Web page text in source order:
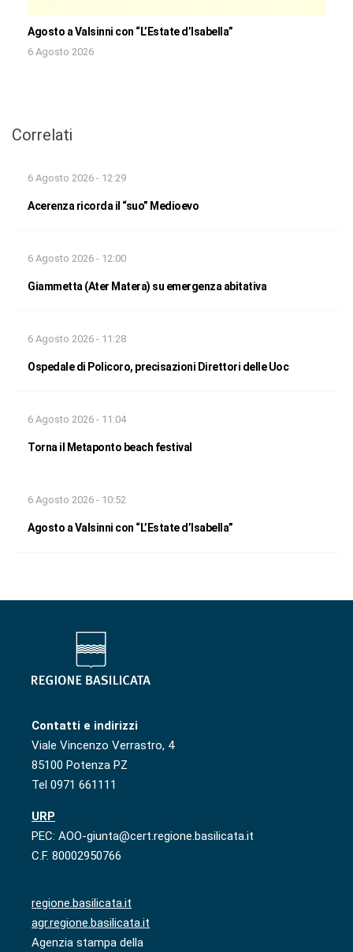
Agosto a Valsinni con “L’Estate d’Isabella”
6 Agosto 2026
Correlati
6 Agosto 2026 - 12:29
Acerenza ricorda il “suo” Medioevo
6 Agosto 2026 - 12:00
Giammetta (Ater Matera) su emergenza abitativa
6 Agosto 2026 - 11:28
Ospedale di Policoro, precisazioni Direttori delle Uoc
6 Agosto 2026 - 11:04
Torna il Metaponto beach festival
6 Agosto 2026 - 10:52
Agosto a Valsinni con “L’Estate d’Isabella”
Contatti e indirizzi
Viale Vincenzo Verrastro, 4
85100 Potenza PZ
Tel 0971 661111
URP
PEC: AOO-giunta@cert.regione.basilicata.it
C.F. 80002950766
regione.basilicata.it
agr.regione.basilicata.it
Agenzia stampa della